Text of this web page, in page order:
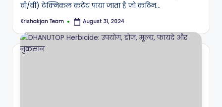
वी/वी) टेक्निकल कंटेंट पाया जाता है जो कठिन…
Posted
Krishakjan Team August 31, 2024